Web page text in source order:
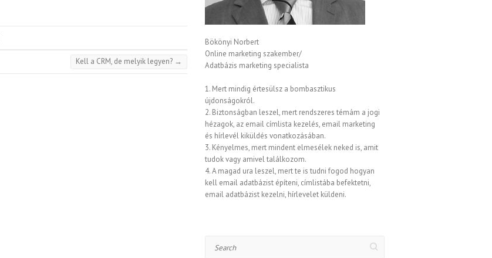
Kell a CRM, de melyik legyen? →
Bökönyi Norbert
Online marketing szakember/
Adatbázis marketing specialista
1. Mert mindig értesülsz a bombasztikus
újdonságokról.
2. Biztonságban leszel, mert rendszeres témám a jogi
hézagok, az email címlista kezelés, email marketing
és hírlevél kiküldés vonatkozásában.
3. Kényelmes, mert mindent elmesélek neked is, amit
tudok vagy amivel találkozom.
4. A magad ura leszel, mert te is tudni fogod hogyan
kell email adatbázist építeni, címlistába befektetni,
email adatbázist kezelni, hírlevelet küldeni.